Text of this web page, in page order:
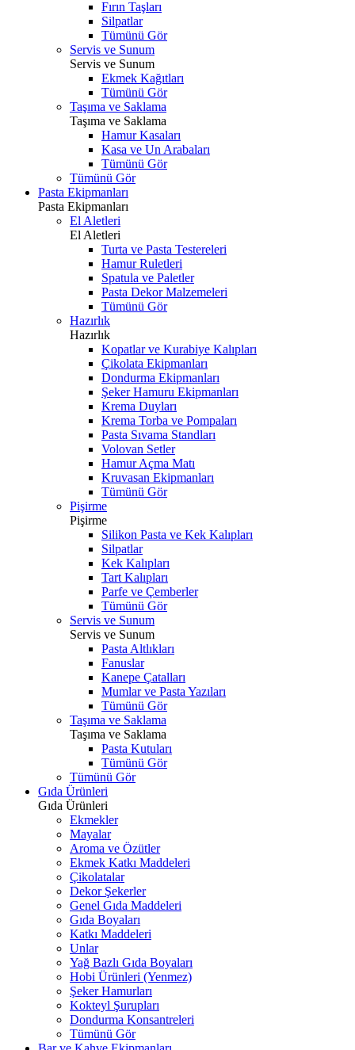
Fırın Taşları
Silpatlar
Tümünü Gör
Servis ve Sunum
Servis ve Sunum
Ekmek Kağıtları
Tümünü Gör
Taşıma ve Saklama
Taşıma ve Saklama
Hamur Kasaları
Kasa ve Un Arabaları
Tümünü Gör
Tümünü Gör
Pasta Ekipmanları
Pasta Ekipmanları
El Aletleri
El Aletleri
Turta ve Pasta Testereleri
Hamur Ruletleri
Spatula ve Paletler
Pasta Dekor Malzemeleri
Tümünü Gör
Hazırlık
Hazırlık
Kopatlar ve Kurabiye Kalıpları
Çikolata Ekipmanları
Dondurma Ekipmanları
Şeker Hamuru Ekipmanları
Krema Duyları
Krema Torba ve Pompaları
Pasta Sıvama Standları
Volovan Setler
Hamur Açma Matı
Kruvasan Ekipmanları
Tümünü Gör
Pişirme
Pişirme
Silikon Pasta ve Kek Kalıpları
Silpatlar
Kek Kalıpları
Tart Kalıpları
Parfe ve Çemberler
Tümünü Gör
Servis ve Sunum
Servis ve Sunum
Pasta Altlıkları
Fanuslar
Kanepe Çatalları
Mumlar ve Pasta Yazıları
Tümünü Gör
Taşıma ve Saklama
Taşıma ve Saklama
Pasta Kutuları
Tümünü Gör
Tümünü Gör
Gıda Ürünleri
Gıda Ürünleri
Ekmekler
Mayalar
Aroma ve Özütler
Ekmek Katkı Maddeleri
Çikolatalar
Dekor Şekerler
Genel Gıda Maddeleri
Gıda Boyaları
Katkı Maddeleri
Unlar
Yağ Bazlı Gıda Boyaları
Hobi Ürünleri (Yenmez)
Şeker Hamurları
Kokteyl Şurupları
Dondurma Konsantreleri
Tümünü Gör